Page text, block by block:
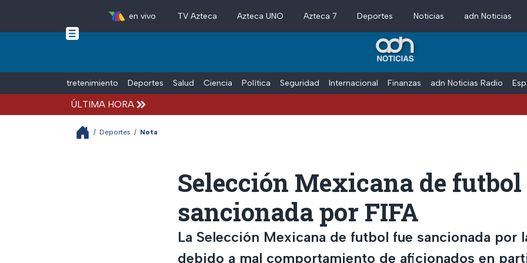
Skip to main content
en vivo TV Azteca Azteca UNO Azteca 7 Deportes Noticias adn Noticias
Entretenimiento Deportes Salud Ciencia Política Seguridad Internacional Finanzas adn Noticias Radio
ÚLTIMA HORA
/ Deportes / Nota
Selección Mexicana de futbol
sancionada por FIFA
La Selección Mexicana de futbol fue sancionada por
debido a mal comportamiento de aficionados en